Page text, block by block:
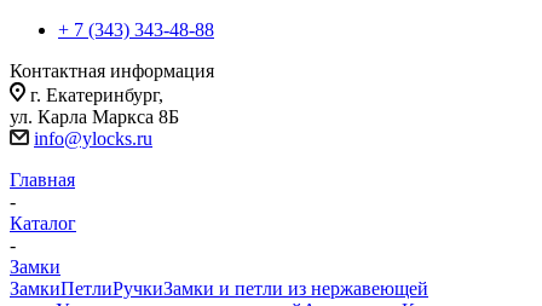
+ 7 (343) 343-48-88
Контактная информация
г. Екатеринбург,
ул. Карла Маркса 8Б
info@ylocks.ru
Главная
-
Каталог
-
Замки
ЗамкиПетлиРучкиЗамки и петли из нержавеющей